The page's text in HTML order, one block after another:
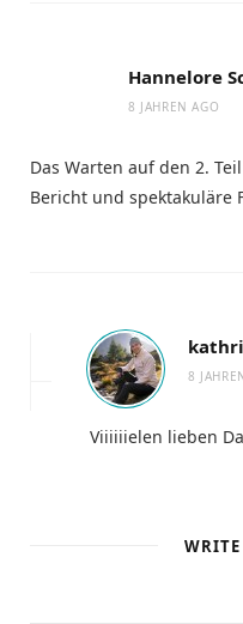
Hannelore
8 JAHREN AGO
Das Warten auf den 2.
Bericht und spektakuläre
8
Viiiiiielen lieben